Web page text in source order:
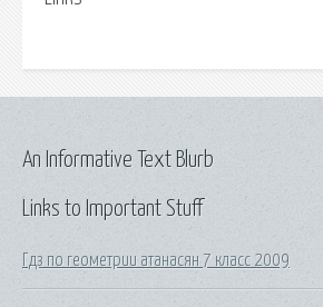
Links to Important Stuff
Гдз по геометрии атанасян 7 класс 2009
An Informative Text Blurb